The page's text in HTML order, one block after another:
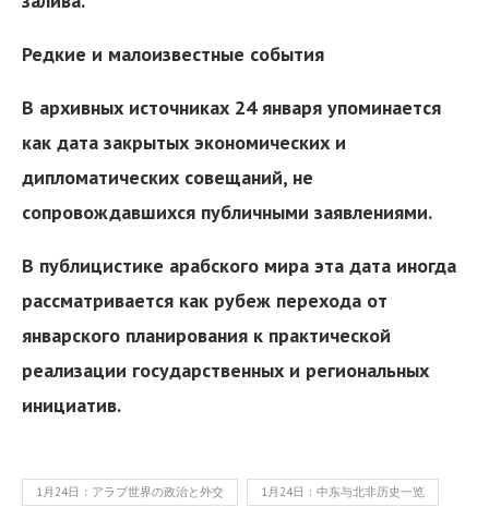
Редкие и малоизвестные события
В архивных источниках 24 января упоминается
как дата закрытых экономических и
дипломатических совещаний, не
сопровождавшихся публичными заявлениями.
В публицистике арабского мира эта дата иногда
рассматривается как рубеж перехода от
январского планирования к практической
реализации государственных и региональных
инициатив.
1月24日：アラブ世界の政治と外交 1月24日：中东与北非历史一览